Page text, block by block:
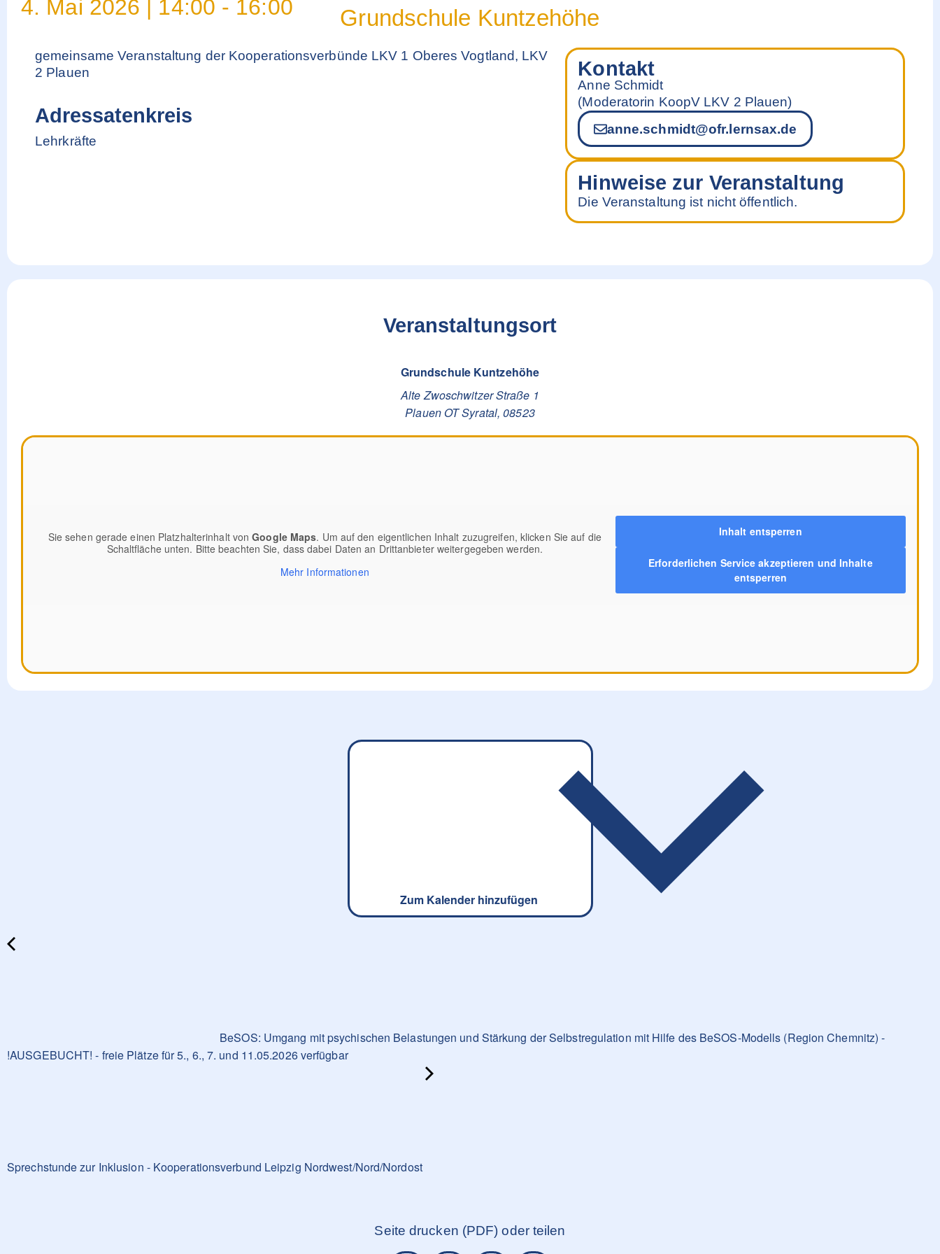
4. Mai 2026 | 14:00 - 16:00 Grundschule Kuntzehöhe
gemeinsame Veranstaltung der Kooperationsverbünde LKV 1 Oberes Vogtland, LKV
2 Plauen
Adressatenkreis
Lehrkräfte
Kontakt
Anne Schmidt
(Moderatorin KoopV LKV 2 Plauen)
anne.schmidt@ofr.lernsax.de
Hinweise zur Veranstaltung
Die Veranstaltung ist nicht öffentlich.
Veranstaltungsort
Grundschule Kuntzehöhe
Alte Zwoschwitzer Straße 1
Plauen OT Syratal, 08523
Sie sehen gerade einen Platzhalterinhalt vonGoogle Maps. Um auf den eigentlichen Inhalt zuzugreifen, klicken Sie auf die
Schaltfläche unten. Bitte beachten Sie, dass dabei Daten an Drittanbieter weitergegeben werden.
Mehr Informationen
Inhalt entsperren
Erforderlichen Service akzeptieren und Inhalte
entsperren
Zum Kalender hinzufügen
BeSOS: Umgang mit psychischen Belastungen und Stärkung der Selbstregulation mit Hilfe des BeSOS-Modells (Region Chemnitz) -
!AUSGEBUCHT! - freie Plätze für 5., 6., 7. und 11.05.2026 verfügbar
Sprechstunde zur Inklusion - Kooperationsverbund Leipzig Nordwest/Nord/Nordost
Seite drucken (PDF) oder teilen